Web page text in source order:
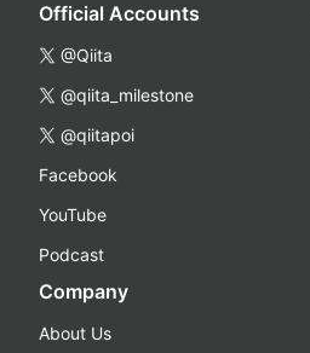
Official Accounts
@Qiita
@qiita_milestone
@qiitapoi
Facebook
YouTube
Podcast
Company
About Us